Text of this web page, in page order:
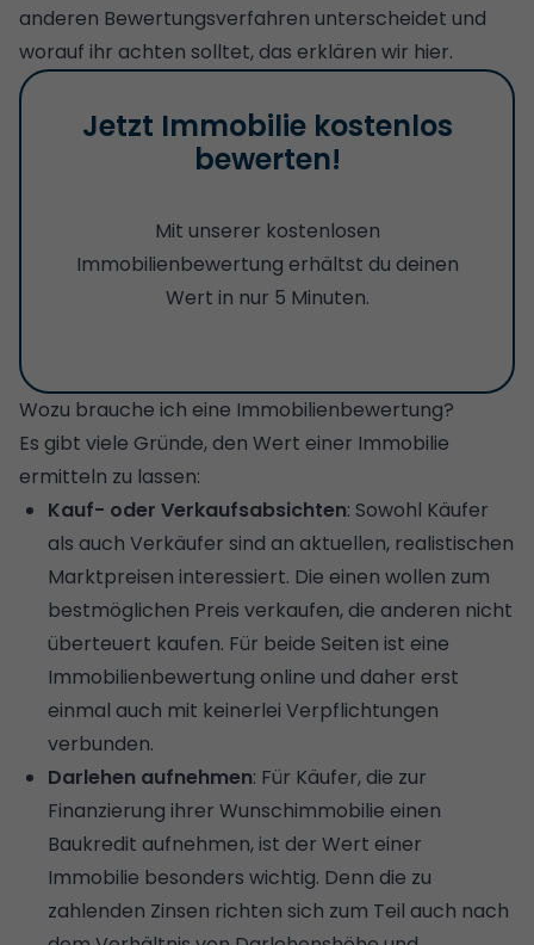
anderen Bewertungsverfahren unterscheidet und
worauf ihr achten solltet, das erklären wir hier.
Jetzt Immobilie kostenlos
bewerten!
Mit unserer kostenlosen
Immobilienbewertung erhältst du deinen
Wert in nur 5 Minuten.
Wozu brauche ich eine Immobilienbewertung?
Es gibt viele Gründe, den Wert einer Immobilie
ermitteln zu lassen:
Kauf- oder Verkaufsabsichten: Sowohl Käufer
als auch Verkäufer sind an aktuellen, realistischen
Marktpreisen interessiert. Die einen wollen zum
bestmöglichen Preis verkaufen, die anderen nicht
überteuert kaufen. Für beide Seiten ist eine
Immobilienbewertung online und daher erst
einmal auch mit keinerlei Verpflichtungen
verbunden.
Darlehen aufnehmen: Für Käufer, die zur
Finanzierung ihrer Wunschimmobilie einen
Baukredit aufnehmen, ist der Wert einer
Immobilie besonders wichtig. Denn die zu
zahlenden Zinsen richten sich zum Teil auch nach